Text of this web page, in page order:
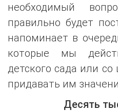
необходимый
правильно будет
напоминает в
которые мы
детского сада или
придавать им
Десять